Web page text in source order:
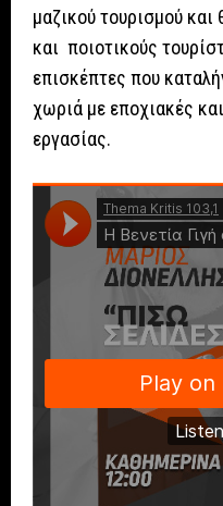
μαζικού τουρισμού και
και ποιοτικούς
επισκέπτες που
χωριά με εποχιακές
εργασίας.